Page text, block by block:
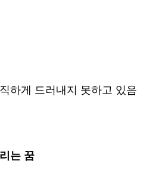
하게 드러내지 못하고 있음
는 꿈